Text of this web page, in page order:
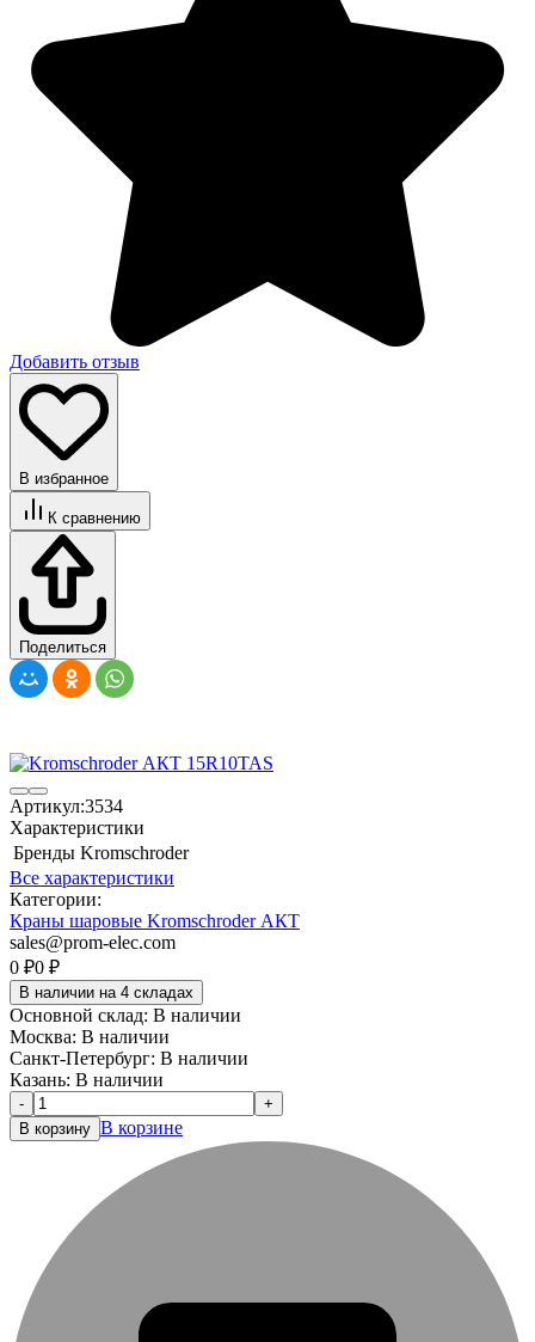
Добавить отзыв
В избранное
К сравнению
Поделиться
Артикул:3534
Характеристики
Бренды Kromschroder
Все характеристики
Категории:
Краны шаровые Kromschroder АКТ
sales@prom-elec.com
0 ₽0 ₽
В наличии на 4 складах
Основной склад: В наличии
Москва: В наличии
Санкт-Петербург: В наличии
Казань: В наличии
-
+
В корзину В корзине